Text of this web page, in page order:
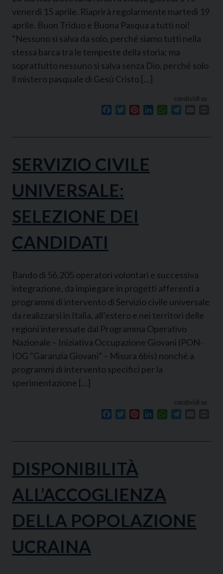
venerdì 15 aprile. Riaprirà regolarmente martedì 19
aprile. Buon Triduo e Buona Pasqua a tutti noi!
“Nessuno si salva da solo, perché siamo tutti nella
stessa barca tra le tempeste della storia; ma
soprattutto nessuno si salva senza Dio, perché solo
il mistero pasquale di Gesù Cristo […]
condividi su
Facebook
TwitterPinterestLinkedInWhatsApp
SERVIZIO CIVILE
UNIVERSALE:
SELEZIONE DEI
CANDIDATI
Bando di 56.205 operatori volontari e successiva
integrazione, da impiegare in progetti afferenti a
programmi di intervento di Servizio civile universale
da realizzarsi in Italia, all’estero e nei territori delle
regioni interessate dal Programma Operativo
Nazionale – Iniziativa Occupazione Giovani (PON-
IOG “Garanzia Giovani” – Misura 6bis) nonché a
programmi di intervento specifici per la
sperimentazione […]
condividi su
Facebook
TwitterPinterestLinkedInWhatsApp
DISPONIBILITÀ
ALL’ACCOGLIENZA
DELLA POPOLAZIONE
UCRAINA